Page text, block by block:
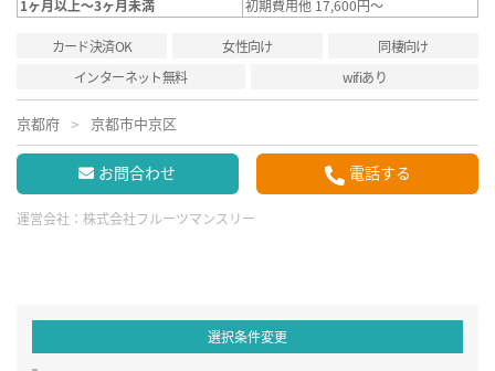
1ヶ月以上～3ヶ月未満 初期費用他 17,600円～
カード決済OK 女性向け
同棲向け
インターネット無料
wifiあり
京都府 京都市中京区
お問合わせ 電話する
運営会社： 株式会社フルーツマンスリー
選択条件変更